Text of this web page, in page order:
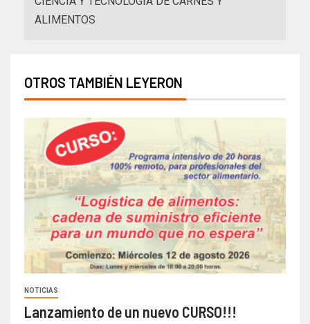
ALIMENTOS
OTROS TAMBIÉN LEYERON
NOTICIAS
Lanzamiento de un nuevo CURSO!!!